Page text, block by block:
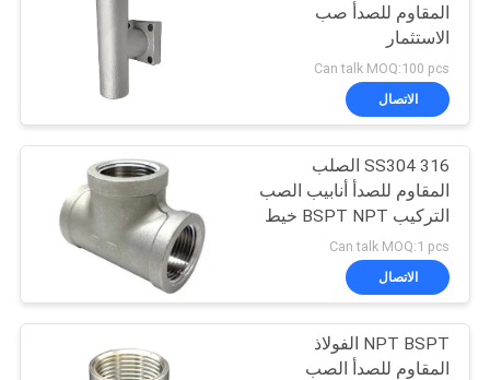
المقاوم للصدأ صب
الاستثمار
Can talk MOQ:100 pcs
الاتصال
SS304 316 الصلب
المقاوم للصدأ أنابيب الصب
التركيب BSPT NPT خيط
ملفوف Tee
Can talk MOQ:1 pcs
الاتصال
NPT BSPT الفولاذ
المقاوم للصدأ الصب